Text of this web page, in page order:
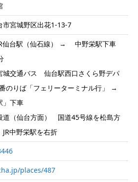
市宮城野区出花1-13-7
仙台駅（仙石線） → 中野栄駅下車
城交通バス 仙台駅西口さくら野デパ
のりば「フェリーターミナル行」 →
」下車
道（仙台方面） 国道45号線を松島方
JR中野栄駅を右折
places/487